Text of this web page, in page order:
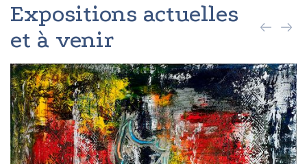
Expositions actuelles
et à venir